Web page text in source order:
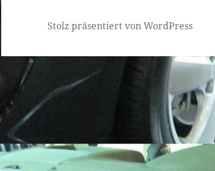
Stolz präsentiert von WordPress